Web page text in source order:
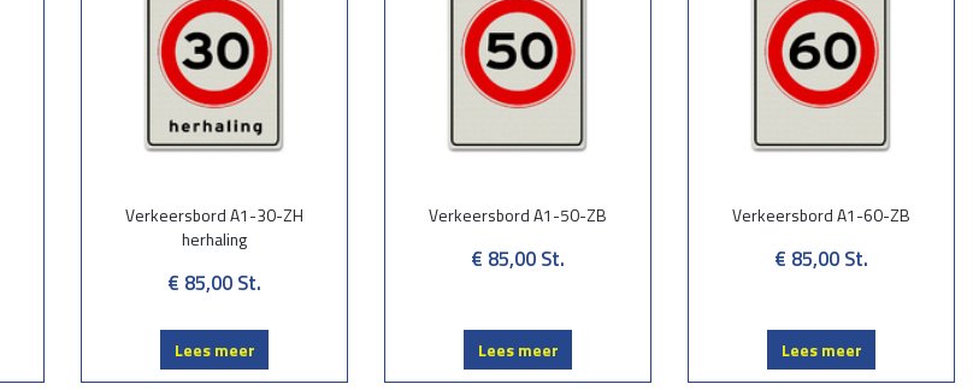
Verkeersbord A1-30-ZH
herhaling
€ 85,00 St.
Lees meer
Verkeersbord A1-50-ZB
€ 85,00 St.
Lees meer
Verkeersbord A1-60-ZB
€ 85,00 St.
Lees meer